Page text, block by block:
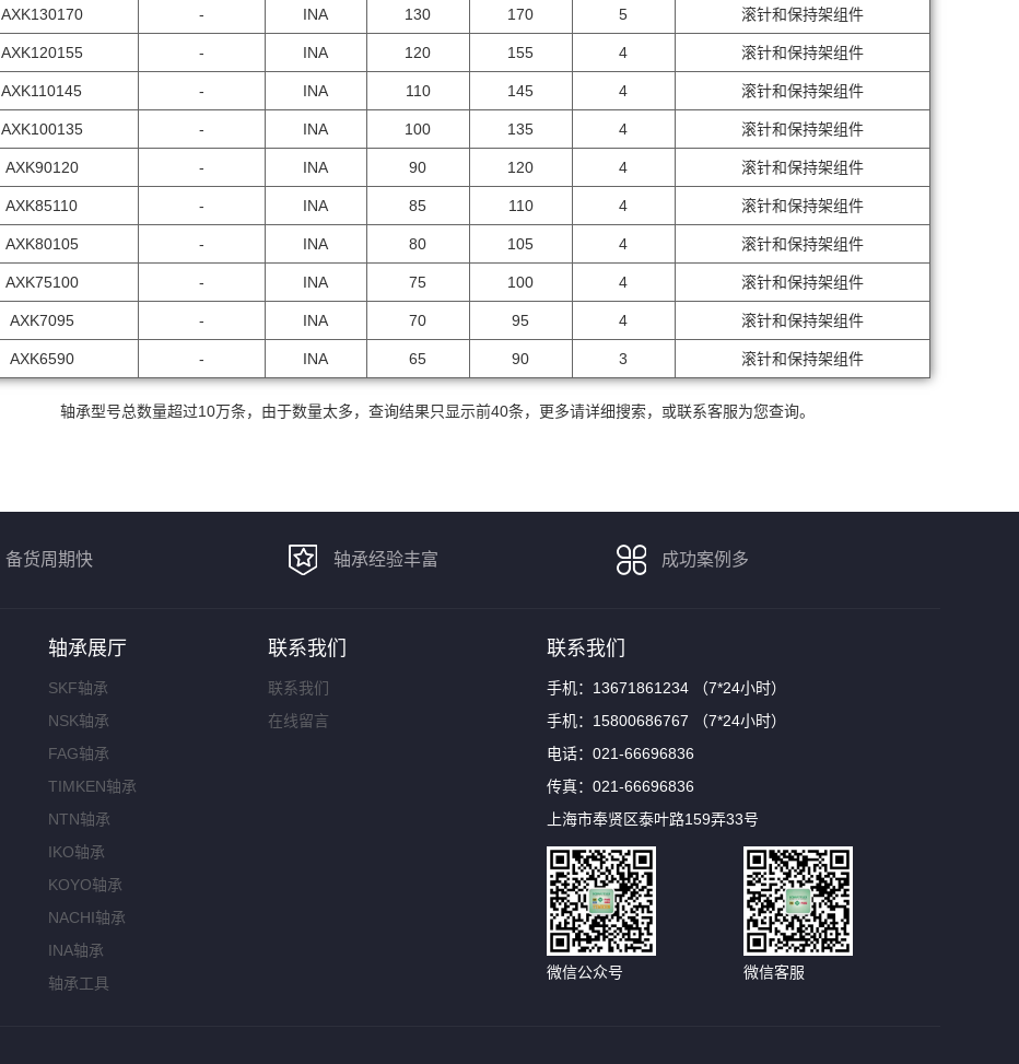
AXK130170 - INA 130 170 5 滚针和保持架组件
AXK120155 - INA 120 155 4 滚针和保持架组件
AXK110145 - INA 110 145 4 滚针和保持架组件
AXK100135 - INA 100 135 4 滚针和保持架组件
AXK90120 - INA 90 120 4 滚针和保持架组件
AXK85110 - INA 85 110 4 滚针和保持架组件
AXK80105 - INA 80 105 4 滚针和保持架组件
AXK75100 - INA 75 100 4 滚针和保持架组件
AXK7095 - INA 70 95 4 滚针和保持架组件
AXK6590 - INA 65 90 3 滚针和保持架组件
轴承型号总数量超过10万条，由于数量太多，查询结果只显示前40条，更多请详细搜索，或联系客服为您查询。
备货周期快 轴承经验丰富 成功案例多
轴承展厅
SKF轴承
NSK轴承
FAG轴承
TIMKEN轴承
NTN轴承
IKO轴承
KOYO轴承
NACHI轴承
INA轴承
轴承工具
联系我们
联系我们
在线留言
联系我们
手机：13671861234 （7*24小时）
手机：15800686767 （7*24小时）
电话：021-66696836
传真：021-66696836
上海市奉贤区泰叶路159弄33号
微信公众号 微信客服